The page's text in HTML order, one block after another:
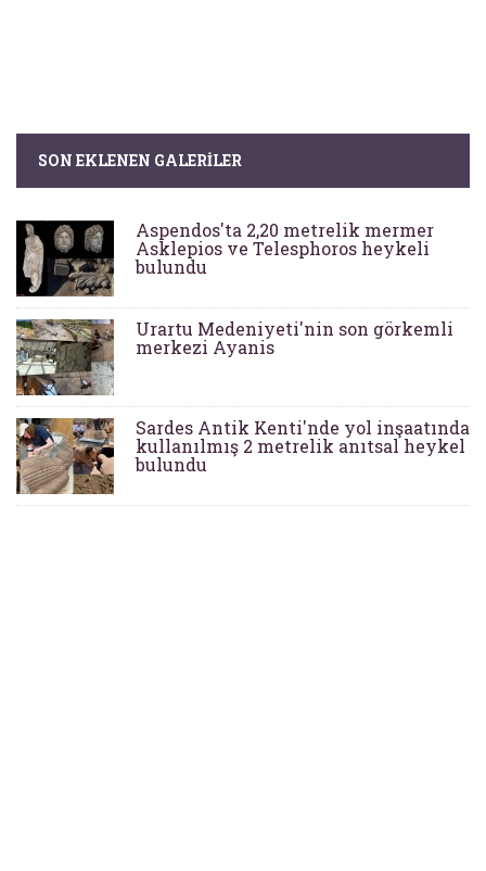
SON EKLENEN GALERILER
Aspendos'ta 2,20 metrelik mermer
Asklepios ve Telesphoros heykeli
bulundu
Urartu Medeniyeti'nin son görkemli
merkezi Ayanis
Sardes Antik Kenti'nde yol inşaatında
kullanılmış 2 metrelik anıtsal heykel
bulundu